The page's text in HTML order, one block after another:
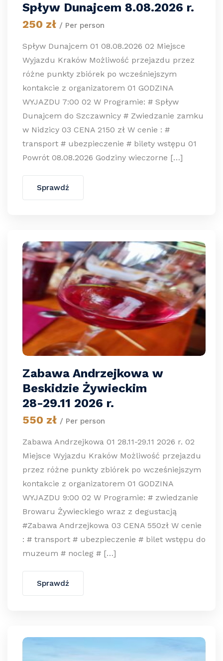
Spływ Dunajcem 8.08.2026 r.
250 zł / Per person
Spływ Dunajcem 01 08.08.2026 02 Miejsce
Wyjazdu Kraków Możliwość przejazdu przez
różne punkty zbiórek po wcześniejszym
kontakcie z organizatorem 01 GODZINA
WYJAZDU 7:00 02 W Programie: # Spływ
Dunajcem do Szczawnicy # Zwiedzanie zamku
w Nidzicy 03 CENA 2150 zł W cenie : #
transport # ubezpieczenie # bilety wstępu 01
Powrót 08.08.2026 Godziny wieczorne […]
Sprawdź
Zabawa Andrzejkowa w
Beskidzie Żywieckim
28-29.11 2026 r.
550 zł / Per person
Zabawa Andrzejkowa 01 28.11-29.11 2026 r. 02
Miejsce Wyjazdu Kraków Możliwość przejazdu
przez różne punkty zbiórek po wcześniejszym
kontakcie z organizatorem 01 GODZINA
WYJAZDU 9:00 02 W Programie: # zwiedzanie
Browaru Żywieckiego wraz z degustacją
#Zabawa Andrzejkowa 03 CENA 550zł W cenie
: # transport # ubezpieczenie # bilet wstępu do
muzeum # nocleg # […]
Sprawdź